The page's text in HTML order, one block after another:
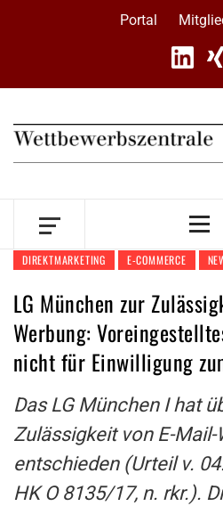
Portal
DIREKTMARKETING E-COMMERCE
LG München zur
Werbung:
nicht für Einwilligung
Das LG München I hat
Zulässigkeit von E-Mail-
entschieden (Urteil v.
HK O 8135/17, n. rkr.).